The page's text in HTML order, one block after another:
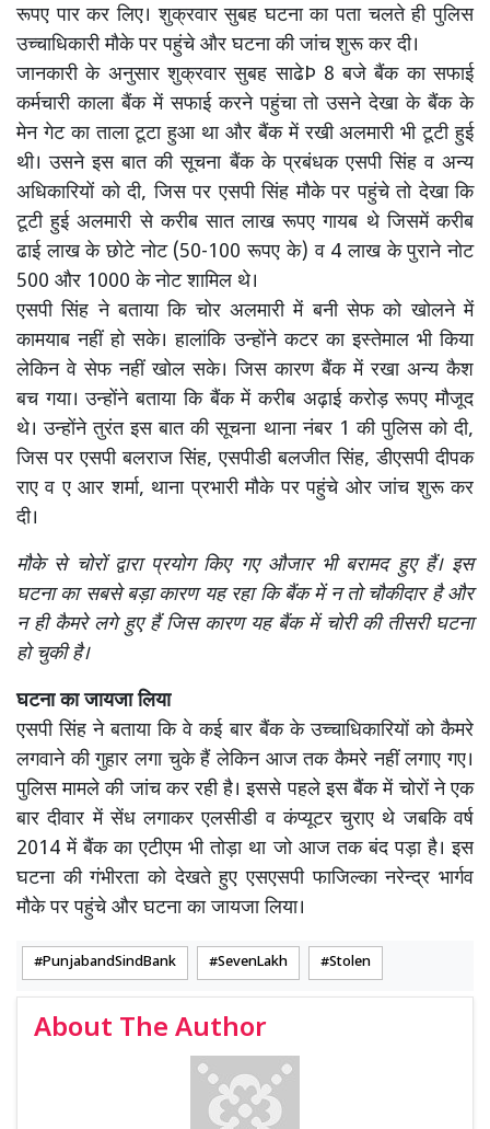
रूपए पार कर लिए। शुक्रवार सुबह घटना का पता चलते ही पुलिस
उच्चाधिकारी मौके पर पहुंचे और घटना की जांच शुरू कर दी।
जानकारी के अनुसार शुक्रवार सुबह साढेÞ 8 बजे बैंक का सफाई
कर्मचारी काला बैंक में सफाई करने पहुंचा तो उसने देखा के बैंक के
मेन गेट का ताला टूटा हुआ था और बैंक में रखी अलमारी भी टूटी हुई
थी। उसने इस बात की सूचना बैंक के प्रबंधक एसपी सिंह व अन्य
अधिकारियों को दी, जिस पर एसपी सिंह मौके पर पहुंचे तो देखा कि
टूटी हुई अलमारी से करीब सात लाख रूपए गायब थे जिसमें करीब
ढाई लाख के छोटे नोट (50-100 रूपए के) व 4 लाख के पुराने नोट
500 और 1000 के नोट शामिल थे।
एसपी सिंह ने बताया कि चोर अलमारी में बनी सेफ को खोलने में
कामयाब नहीं हो सके। हालांकि उन्होंने कटर का इस्तेमाल भी किया
लेकिन वे सेफ नहीं खोल सके। जिस कारण बैंक में रखा अन्य कैश
बच गया। उन्होंने बताया कि बैंक में करीब अढ़ाई करोड़ रूपए मौजूद
थे। उन्होंने तुरंत इस बात की सूचना थाना नंबर 1 की पुलिस को दी,
जिस पर एसपी बलराज सिंह, एसपीडी बलजीत सिंह, डीएसपी दीपक
राए व ए आर शर्मा, थाना प्रभारी मौके पर पहुंचे ओर जांच शुरू कर
दी।
मौके से चोरों द्वारा प्रयोग किए गए औजार भी बरामद हुए हैं। इस
घटना का सबसे बड़ा कारण यह रहा कि बैंक में न तो चौकीदार है और
न ही कैमरे लगे हुए हैं जिस कारण यह बैंक में चोरी की तीसरी घटना
हो चुकी है।
घटना का जायजा लिया
एसपी सिंह ने बताया कि वे कई बार बैंक के उच्चाधिकारियों को कैमरे
लगवाने की गुहार लगा चुके हैं लेकिन आज तक कैमरे नहीं लगाए गए।
पुलिस मामले की जांच कर रही है। इससे पहले इस बैंक में चोरों ने एक
बार दीवार में सेंध लगाकर एलसीडी व कंप्यूटर चुराए थे जबकि वर्ष
2014 में बैंक का एटीएम भी तोड़ा था जो आज तक बंद पड़ा है। इस
घटना की गंभीरता को देखते हुए एसएसपी फाजिल्का नरेन्द्र भार्गव
मौके पर पहुंचे और घटना का जायजा लिया।
PunjabandSindBank SevenLakh Stolen
About The Author